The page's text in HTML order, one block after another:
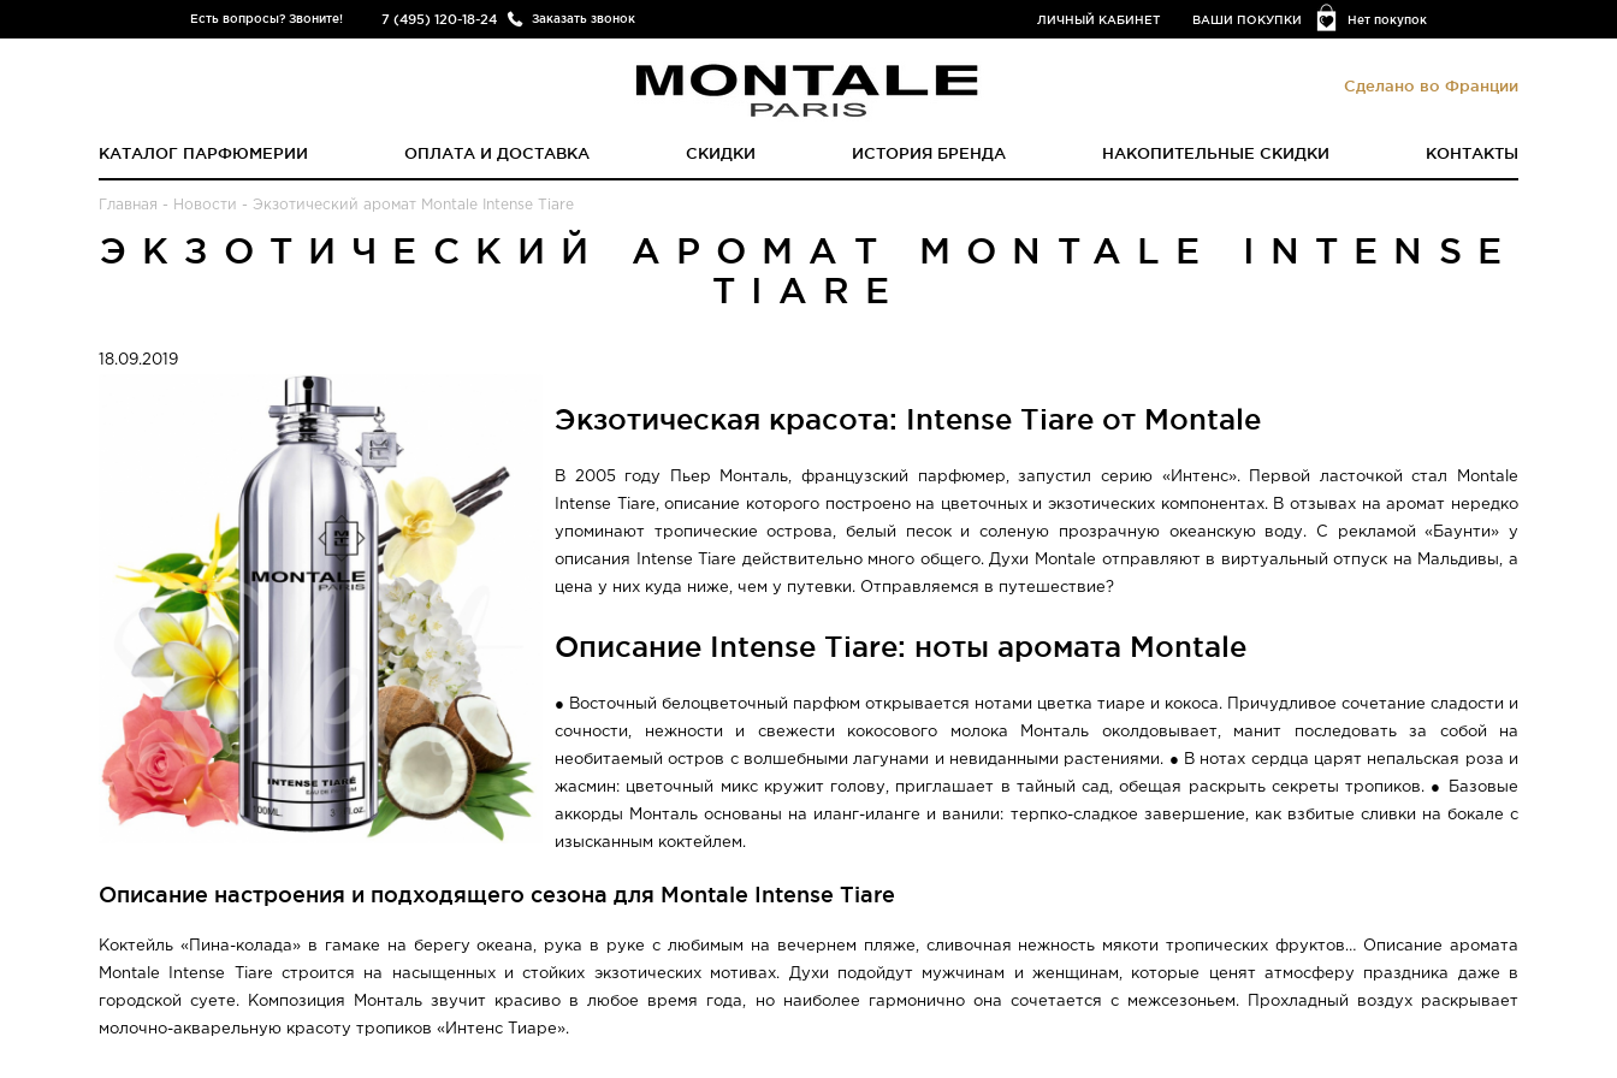
Есть вопросы? Звоните! 7 (495) 120-18-24 Заказать звонок Нет покупок
ЛИЧНЫЙ КАБИНЕТ ВАШИ ПОКУПКИ
Сделано во Франции
КАТАЛОГ ПАРФЮМЕРИИ ОПЛАТА И ДОСТАВКА СКИДКИ ИСТОРИЯ БРЕНДА НАКОПИТЕЛЬНЫЕ СКИДКИ КОНТАКТЫ
Главная - Новости - Экзотический аромат Montale Intense Tiare
ЭКЗОТИЧЕСКИЙ АРОМАТ MONTALE INTENSE
TIARE
18.09.2019
Экзотическая красота: Intense Tiare от Montale
В 2005 году Пьер Монталь, французский парфюмер, запустил серию «Интенс». Первой ласточкой стал Montale
Intense Tiare, описание которого построено на цветочных и экзотических компонентах. В отзывах на аромат нередко
упоминают тропические острова, белый песок и соленую прозрачную океанскую воду. С рекламой «Баунти» у
описания Intense Tiare действительно много общего. Духи Montale отправляют в виртуальный отпуск на Мальдивы, а
цена у них куда ниже, чем у путевки. Отправляемся в путешествие?
Описание Intense Tiare: ноты аромата Montale
● Восточный белоцветочный парфюм открывается нотами цветка тиаре и кокоса. Причудливое сочетание сладости и
сочности, нежности и свежести кокосового молока Монталь околдовывает, манит последовать за собой на
необитаемый остров с волшебными лагунами и невиданными растениями. ● В нотах сердца царят непальская роза и
жасмин: цветочный микс кружит голову, приглашает в тайный сад, обещая раскрыть секреты тропиков. ● Базовые
аккорды Монталь основаны на иланг-иланге и ванили: терпко-сладкое завершение, как взбитые сливки на бокале с
изысканным коктейлем.
Описание настроения и подходящего сезона для Montale Intense Tiare
Коктейль «Пина-колада» в гамаке на берегу океана, рука в руке с любимым на вечернем пляже, сливочная нежность мякоти тропических фруктов… Описание аромата
Montale Intense Tiare строится на насыщенных и стойких экзотических мотивах. Духи подойдут мужчинам и женщинам, которые ценят атмосферу праздника даже в
городской суете. Композиция Монталь звучит красиво в любое время года, но наиболее гармонично она сочетается с межсезоньем. Прохладный воздух раскрывает
молочно-акварельную красоту тропиков «Интенс Тиаре».